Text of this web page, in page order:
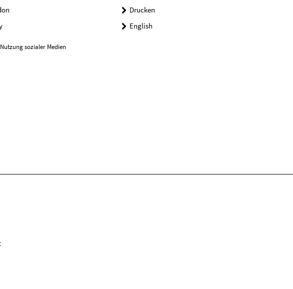
sozialer Medien
Drucken
English